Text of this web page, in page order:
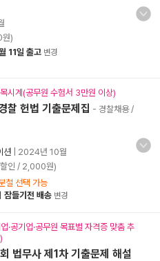
)
11일 출고 변경
시계(공무원 수험서 3만원 이상)
헌법 기출문제집 - 경찰채용 /
션
2024년 10월
인 / 2,000원)
철 선택 가능
잠들기전 배송 변경
·공기업·공무원 목표별 자격증 맞춤 추
법무사 제1차 기출문제 해설